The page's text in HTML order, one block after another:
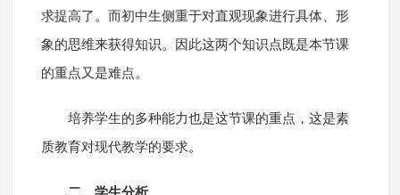
求提高了。而初中生侧重于对直观现象进行具体、形
象的思维来获得知识。因此这两个知识点既是本节课
的重点又是难点。
培养学生的多种能力也是这节课的重点，这是素
质教育对现代教学的要求。